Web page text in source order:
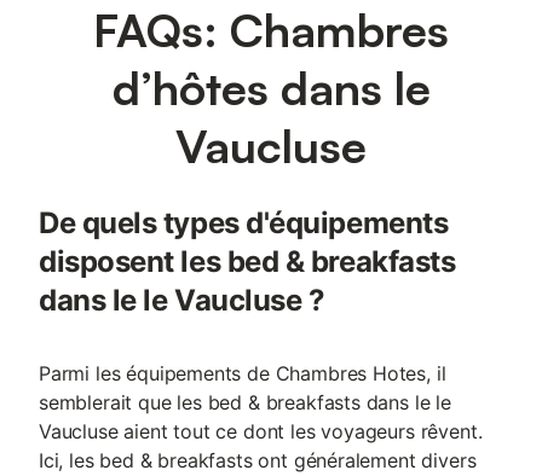
FAQs: Chambres
d’hôtes dans le
Vaucluse
De quels types d'équipements
disposent les bed & breakfasts
dans le le Vaucluse ?
Parmi les équipements de Chambres Hotes, il
semblerait que les bed & breakfasts dans le le
Vaucluse aient tout ce dont les voyageurs rêvent.
Ici, les bed & breakfasts ont généralement divers